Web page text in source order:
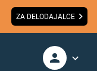
ZA DELODAJALCE